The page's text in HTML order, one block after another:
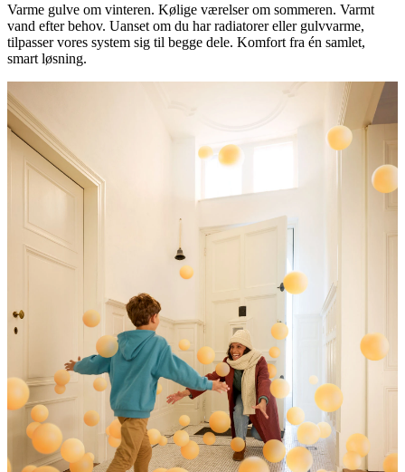
Varme gulve om vinteren. Kølige værelser om sommeren. Varmt
vand efter behov. Uanset om du har radiatorer eller gulvvarme,
tilpasser vores system sig til begge dele. Komfort fra én samlet,
smart løsning.